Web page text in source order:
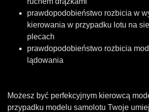
prawdopodobieństwo rozbicia w
kierowania w przypadku lotu na
plecach
prawdopodobieństwo rozbicia
lądowania
Możesz być perfekcyjnym kierowcą
przypadku modelu samolotu Twoje